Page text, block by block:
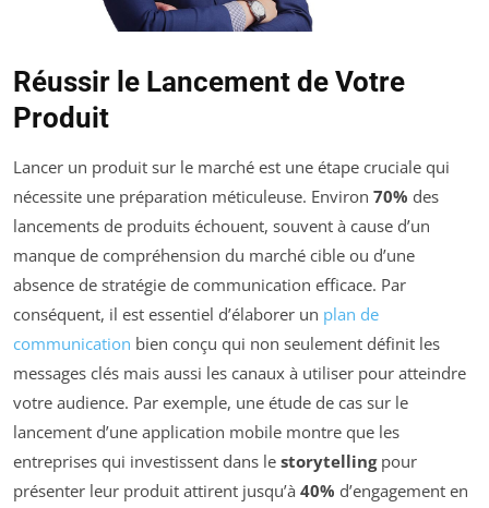
Réussir le Lancement de Votre
Produit
Lancer un produit sur le marché est une étape cruciale qui
nécessite une préparation méticuleuse. Environ 70% des
lancements de produits échouent, souvent à cause d’un
manque de compréhension du marché cible ou d’une
absence de stratégie de communication efficace. Par
conséquent, il est essentiel d’élaborer un plan de
communication bien conçu qui non seulement définit les
messages clés mais aussi les canaux à utiliser pour atteindre
votre audience. Par exemple, une étude de cas sur le
lancement d’une application mobile montre que les
entreprises qui investissent dans le storytellingpour
présenter leur produit attirent jusqu’à 40% d’engagement en